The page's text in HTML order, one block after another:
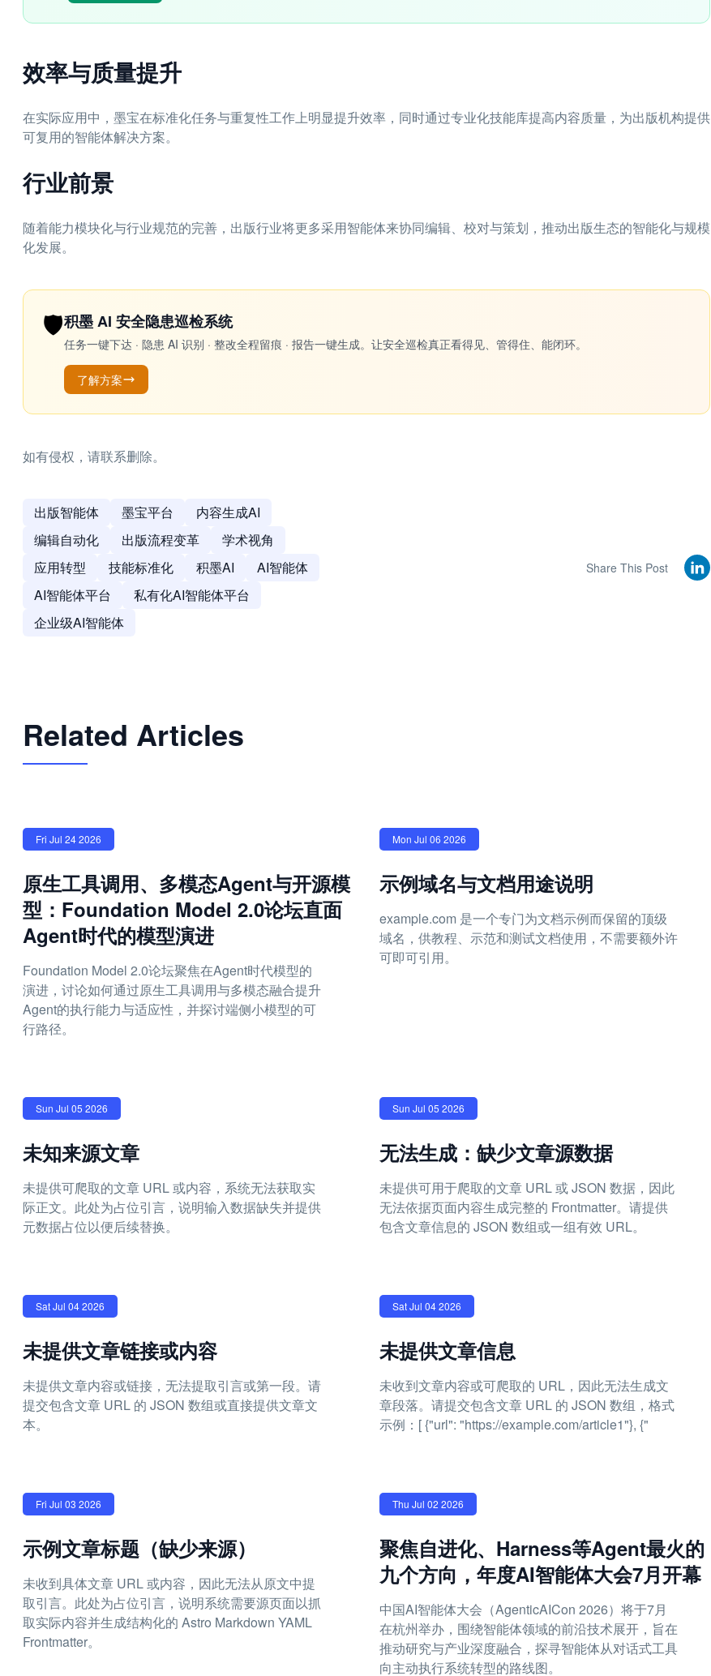
效率与质量提升
在实际应用中，墨宝在标准化任务与重复性工作上明显提升效率，同时通过专业化技能库提高内容质量，为出版机构提供
可复用的智能体解决方案。
行业前景
随着能力模块化与行业规范的完善，出版行业将更多采用智能体来协同编辑、校对与策划，推动出版生态的智能化与规模
化发展。
🛡️积墨 AI 安全隐患巡检系统
任务一键下达 · 隐患 AI 识别 · 整改全程留痕 · 报告一键生成。让安全巡检真正看得见、管得住、能闭环。
了解方案
如有侵权，请联系删除。
出版智能体 墨宝平台
内容生成AI
编辑自动化
出版流程变革
学术视角
应用转型
技能标准化 积墨AI
AI智能体
AI智能体平台
私有化AI智能体平台
企业级AI智能体
Share This Post
Related Articles
Fri Jul 24 2026
原生工具调用、多模态Agent与开源模
型：Foundation Model 2.0论坛直面
Agent时代的模型演进
Foundation Model 2.0论坛聚焦在Agent时代模型的
演进，讨论如何通过原生工具调用与多模态融合提升
Agent的执行能力与适应性，并探讨端侧小模型的可
行路径。
Mon Jul 06 2026
示例域名与文档用途说明
example.com 是一个专门为文档示例而保留的顶级
域名，供教程、示范和测试文档使用，不需要额外许
可即可引用。
Sun Jul 05 2026
未知来源文章
未提供可爬取的文章 URL 或内容，系统无法获取实
际正文。此处为占位引言，说明输入数据缺失并提供
元数据占位以便后续替换。
Sun Jul 05 2026
无法生成：缺少文章源数据
未提供可用于爬取的文章 URL 或 JSON 数据，因此
无法依据页面内容生成完整的 Frontmatter。请提供
包含文章信息的 JSON 数组或一组有效 URL。
Sat Jul 04 2026
未提供文章链接或内容
未提供文章内容或链接，无法提取引言或第一段。请
提交包含文章 URL 的 JSON 数组或直接提供文章文
本。
Sat Jul 04 2026
未提供文章信息
未收到文章内容或可爬取的 URL，因此无法生成文
章段落。请提交包含文章 URL 的 JSON 数组，格式
示例：[ {"url": "https://example.com/article1"}, {"
Fri Jul 03 2026
示例文章标题（缺少来源）
未收到具体文章 URL 或内容，因此无法从原文中提
取引言。此处为占位引言，说明系统需要源页面以抓
取实际内容并生成结构化的 Astro Markdown YAML
Frontmatter。
Thu Jul 02 2026
聚焦自进化、Harness等Agent最火的
九个方向，年度AI智能体大会7月开幕
中国AI智能体大会（AgenticAICon 2026）将于7月
在杭州举办，围绕智能体领域的前沿技术展开，旨在
推动研究与产业深度融合，探寻智能体从对话式工具
向主动执行系统转型的路线图。